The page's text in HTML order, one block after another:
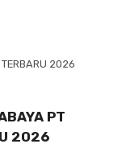
2026
PT
2026